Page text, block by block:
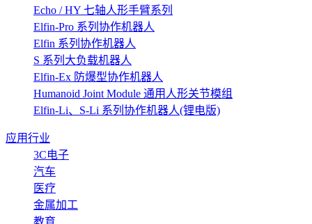
Echo / HY 七轴人形手臂系列
Elfin-Pro 系列协作机器人
Elfin 系列协作机器人
S 系列大负载机器人
Elfin-Ex 防爆型协作机器人
Humanoid Joint Module 通用人形关节模组
Elfin-Li、S-Li 系列协作机器人(锂电版)
应用行业
3C电子
汽车
医疗
金属加工
教育